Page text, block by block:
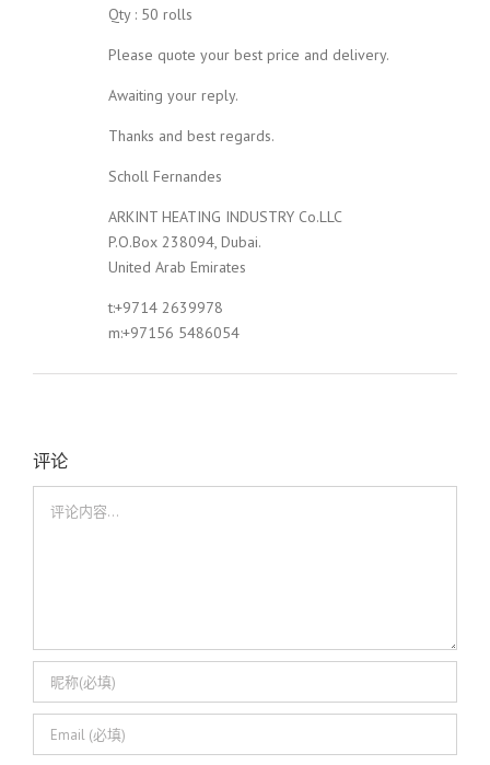
Qty : 50 rolls
Please quote your best price and delivery.
Awaiting your reply.
Thanks and best regards.
Scholl Fernandes
ARKINT HEATING INDUSTRY Co.LLC
P.O.Box 238094, Dubai.
United Arab Emirates
t:+9714 2639978
m:+97156 5486054
评论